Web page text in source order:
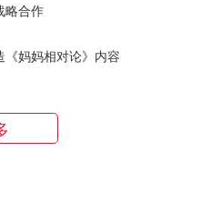
略合作
妈妈相对论》内容